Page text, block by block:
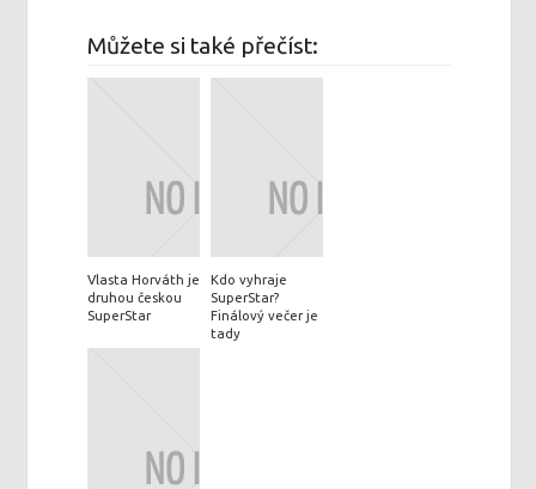
Můžete si také přečíst:
Vlasta Horváth je
druhou českou
SuperStar
Kdo vyhraje
SuperStar?
Finálový večer je
tady